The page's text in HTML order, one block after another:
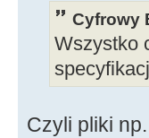
Cyfrowy
Wszystko
Czyli pliki